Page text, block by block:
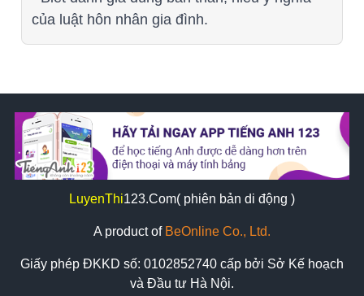
của luật hôn nhân gia đình.
LuyenThi123.Com( phiên bản di động )
A product of BeOnline Co., Ltd.
Giấy phép ĐKKD số: 0102852740 cấp bởi Sở Kế hoạch
và Đầu tư Hà Nội.